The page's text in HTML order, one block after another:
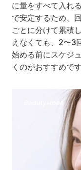
に量をすべて入れ
で安定するため、
ごとに分けて累積
えなくても、2〜3
始める前にスケジ
くのがおすすめです